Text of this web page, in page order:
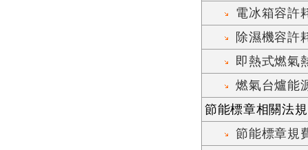
電冰箱容許
除濕機容許
即熱式燃氣
燃氣台爐能
節能標章相關法規
節能標章規